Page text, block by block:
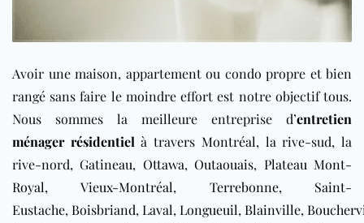
Avoir une maison, appartement ou condo propre et bien
rangé sans faire le moindre effort est notre objectif tous.
Nous sommes la meilleure entreprise d’entretien
ménager résidentielà travers Montréal, la rive-sud, la
rive-nord,Gatineau, Ottawa,Outaouais, Plateau Mont-
Royal,Vieux-Montréal, Terrebonne, Saint-
Eustache,Boisbriand,Laval,Longueuil,Blainville,